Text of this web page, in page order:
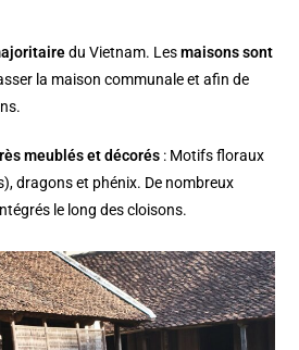
du Vietnam. Lesmaisons sont
la maison communale et afin de
meublés et décorés : Motifs floraux
dragons et phénix. De nombreux
le long des cloisons.